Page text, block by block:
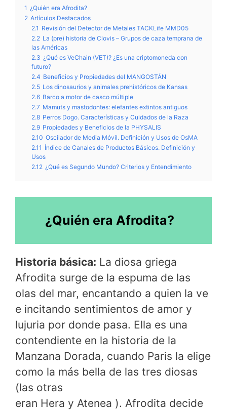
1 ¿Quién era Afrodita?
2 Artículos Destacados
2.1 Revisión del Detector de Metales TACKLife MMD05
2.2 La (pre) historia de Clovis – Grupos de caza temprana de
las Américas
2.3 ¿Qué es VeChain (VET)? ¿Es una criptomoneda con
futuro?
2.4 Beneficios y Propiedades del MANGOSTÁN
2.5 Los dinosaurios y animales prehistóricos de Kansas
2.6 Barco a motor de casco múltiple
2.7 Mamuts y mastodontes: elefantes extintos antiguos
2.8 Perros Dogo. Características y Cuidados de la Raza
2.9 Propiedades y Beneficios de la PHYSALIS
2.10 Oscilador de Media Móvil. Definición y Usos de OsMA
2.11 Índice de Canales de Productos Básicos. Definición y
Usos
2.12 ¿Qué es Segundo Mundo? Criterios y Entendimiento
¿Quién era Afrodita?
Historia básica: La diosa griega
Afrodita surge de la espuma de las
olas del mar, encantando a quien la ve
e incitando sentimientos de amor y
lujuria por donde pasa. Ella es una
contendiente en la historia de la
Manzana Dorada, cuando Paris la elige
como la más bella de las tres diosas
(las otras
eran Hera y Atenea ). Afrodita decide